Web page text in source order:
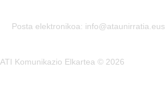
Posta elektronikoa: info@ataunirratia.eus
ATI Komunikazio Elkartea © 2026